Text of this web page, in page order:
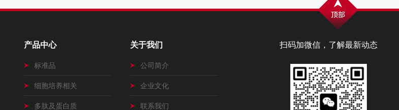
扫码加微信，了解最新动态
产品中心
标准品
细胞培养相关
多肽及蛋白质
关于我们
公司简介
企业文化
联系我们